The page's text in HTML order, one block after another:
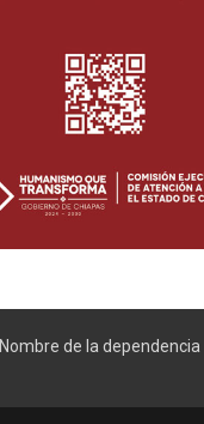
Nombre de la dependencia